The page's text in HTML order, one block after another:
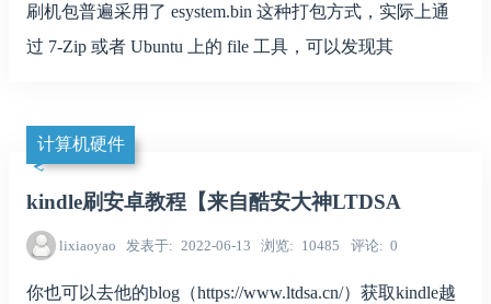
刷机包普遍采用了 esystem.bin 这种打包方式，实际上通
过 7-Zip 或者 Ubuntu 上的 file 工具，可以发现其
计算机硬件
kindle刷安卓教程【来自酷安大神LTDSA
lixiaoyao 发表于 2022-06-13 浏览 10485 评论 0
你也可以去他的blog（https://www.ltdsa.cn/）获取kindle越